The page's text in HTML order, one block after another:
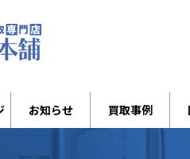
お知らせ 買取事例